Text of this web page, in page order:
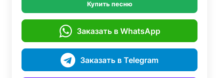
Купить песню
Заказать в WhatsApp
Заказать в Telegram